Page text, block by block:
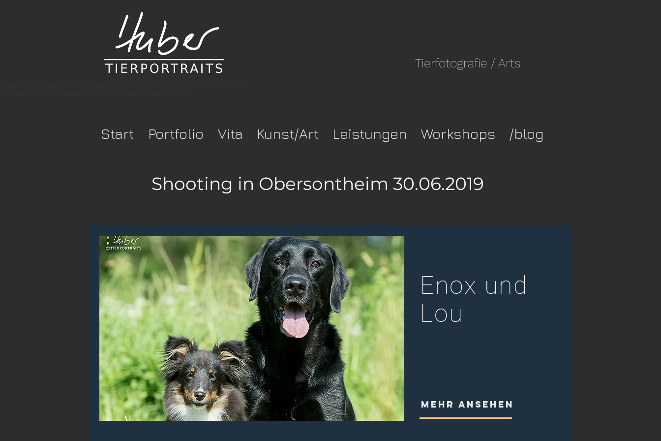
Tierfotografie / Arts
Start Portfolio Vita Kunst/Art Leistungen Workshops /blog
Shooting in Obersontheim 30.06.2019
Enox und
Lou
MEHR ANSEHEN